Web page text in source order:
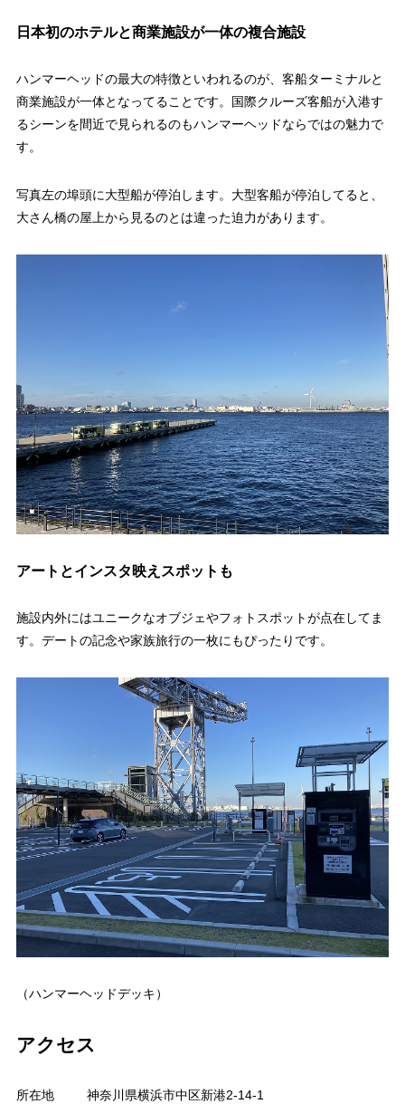
日本初のホテルと商業施設が一体の複合施設
ハンマーヘッドの最大の特徴といわれるのが、客船ターミナルと
商業施設が一体となってることです。国際クルーズ客船が入港す
るシーンを間近で見られるのもハンマーヘッドならではの魅力で
す。
写真左の埠頭に大型船が停泊します。大型客船が停泊してると、
大さん橋の屋上から見るのとは違った迫力があります。
アートとインスタ映えスポットも
施設内外にはユニークなオブジェやフォトスポットが点在してま
す。デートの記念や家族旅行の一枚にもぴったりです。
（ハンマーヘッドデッキ）
アクセス
所在地
神奈川県横浜市中区新港2-14-1